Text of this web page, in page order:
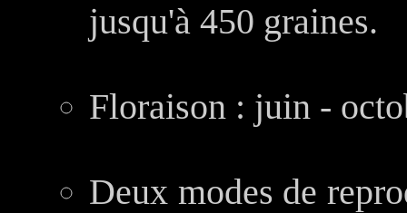
jusqu'à 450 graines.
Floraison : juin -
Deux modes de